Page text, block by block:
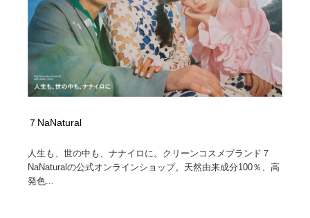
７NaNatural
人生も、世の中も、ナナイロに。クリーンコスメブランド７
NaNaturalの公式オンラインショップ。天然由来成分100％、高
発色...